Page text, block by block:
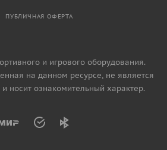
ПУБЛИЧНАЯ ОФЕРТА
и игрового оборудования.
на данном ресурсе, не является
носит ознакомительный характер.